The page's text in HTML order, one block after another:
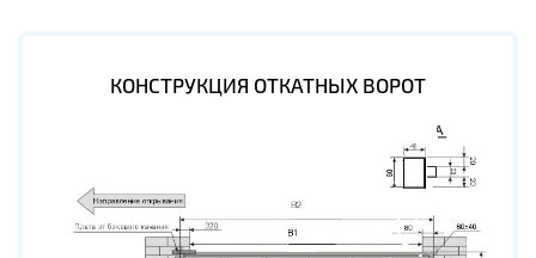
КОНСТРУКЦИЯ ОТКАТНЫХ ВОРОТ